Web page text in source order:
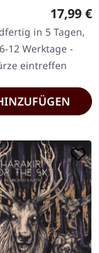
auf Neurot
CD im
Neurosis
„An Undying
17,99 €
in 5 Tagen,
12 Werktage -
eintreffen